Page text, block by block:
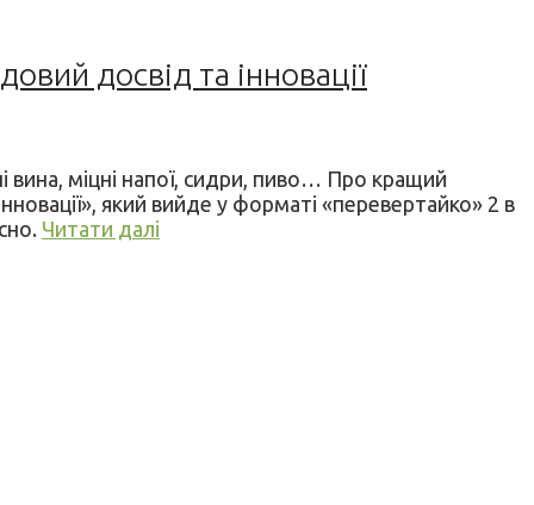
досвід та інновації
вина, міцні напої, сидри, пиво… Про кращий
який вийде у форматі «перевертайко» 2 в
Читати далі